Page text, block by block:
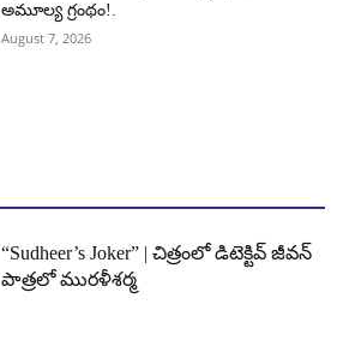
అమూల్య గ్రంథం!.
August 7, 2026
“Sudheer’s Joker” | చిత్రంలో డిటెక్టివ్ జీవన్
పాత్రలో మురళీశర్మ